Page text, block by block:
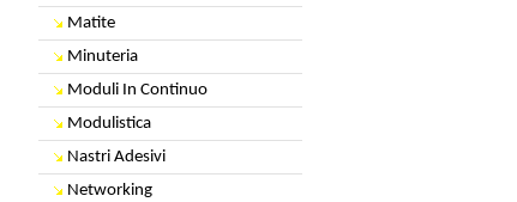
Matite
Minuteria
Moduli In Continuo
Modulistica
Nastri Adesivi
Networking